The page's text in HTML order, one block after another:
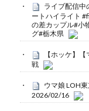
ライブ配信中
ートハイライト
の差カップル#小
グ#栃木県
【ホッケ】
戦
ウマ娘 LOH
2026/02/16